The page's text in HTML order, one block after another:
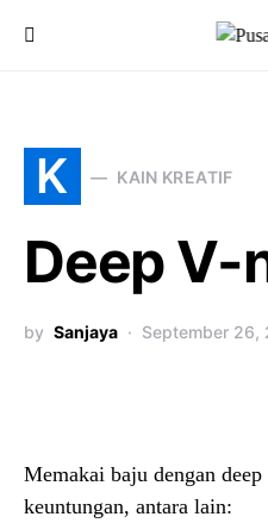
K KAIN KREATIF
Deep V-
by Sanjaya September 26,
Memakai baju dengan
keuntungan, antara lain: